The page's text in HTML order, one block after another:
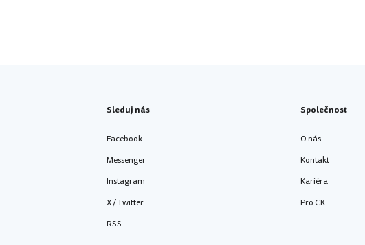
Sleduj nás
Facebook
Messenger
Instagram
X / Twitter
RSS
Společnost
O nás
Kontakt
Kariéra
Pro CK